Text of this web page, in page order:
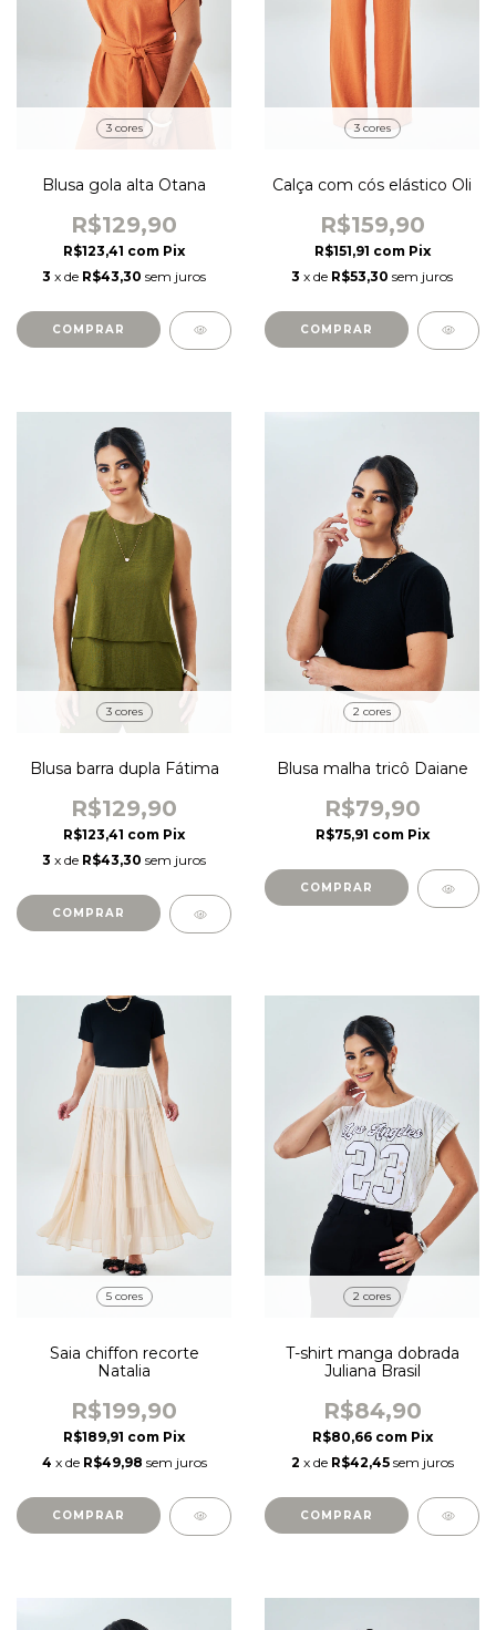
3 cores
Blusa gola alta Otana
R$129,90
R$123,41 com Pix
3 x de R$43,30 sem juros
COMPRAR
3 cores
Calça com cós elástico Oli
R$159,90
R$151,91 com Pix
3 x de R$53,30 sem juros
COMPRAR
3 cores
Blusa barra dupla Fátima
R$129,90
R$123,41 com Pix
3 x de R$43,30 sem juros
COMPRAR
2 cores
Blusa malha tricô Daiane
R$79,90
R$75,91 com Pix
COMPRAR
5 cores
Saia chiffon recorte
Natalia
R$199,90
R$189,91 com Pix
4 x de R$49,98 sem juros
COMPRAR
2 cores
T-shirt manga dobrada
Juliana Brasil
R$84,90
R$80,66 com Pix
2 x de R$42,45 sem juros
COMPRAR